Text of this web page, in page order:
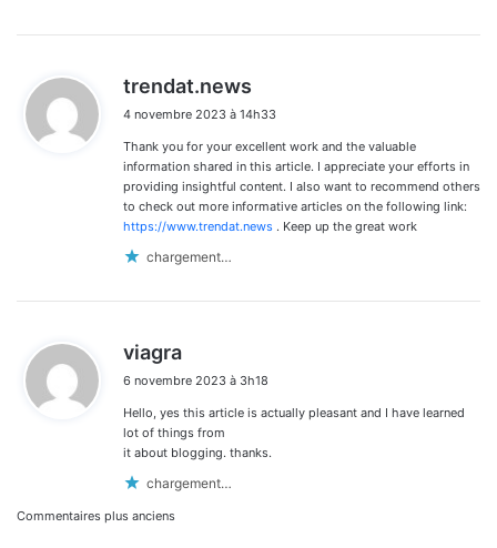
trendat.news
t
:
4 novembre 2023 à 14h33
Thank you for your excellent work and the valuable
information shared in this article. I appreciate your efforts in
providing insightful content. I also want to recommend others
to check out more informative articles on the following link:
https://www.trendat.news . Keep up the great work
chargement…
viagra
t
:
6 novembre 2023 à 3h18
Hello, yes this article is actually pleasant and I have learned
lot of things from
it about blogging. thanks.
chargement…
Navigation
Commentaires plus anciens